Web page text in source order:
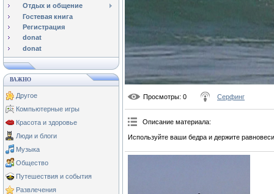
Отдых и общение
Гостевая книга
Регистрация
donat
donat
ВАЖНО
Другое
Компьютерные игры
Красота и здоровье
Люди и блоги
Музыка
Общество
Путешествия и события
Развлечения
Просмотры: 0 Серфинг
Описание материала:
Используйте ваши бедра и держите